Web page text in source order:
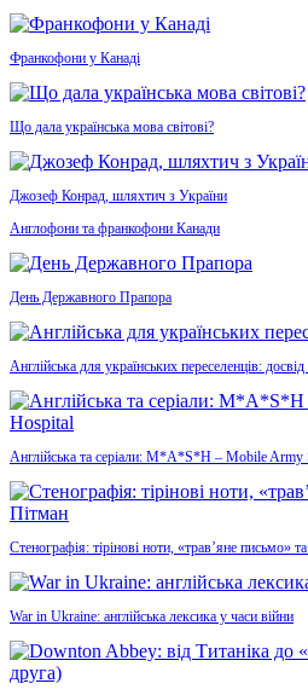
Франкофони у Канаді
Що дала українська мова світові?
Джозеф Конрад, шляхтич з України
Англофони та франкофони Канади
День Державного Прапора
Англійська для українських переселенців:
Англійська та серіали: M*A*S*H – Mobile
Стенографія: тірінові ноти, «трав’яне письмо»
War in Ukraine: англійська лексика у часи війни